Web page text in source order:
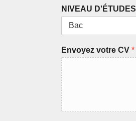
NIVEAU D'ÉTUDES
Envoyez votre CV *